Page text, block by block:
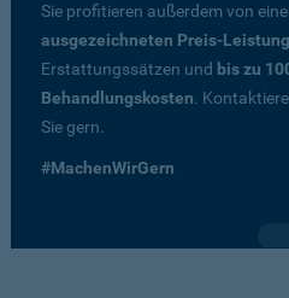
Sie profitieren außerdem von
ausgezeichneten Preis-
Erstattungssätzen und bis zu
Behandlungskosten.
Sie gern.
#MachenWirGern